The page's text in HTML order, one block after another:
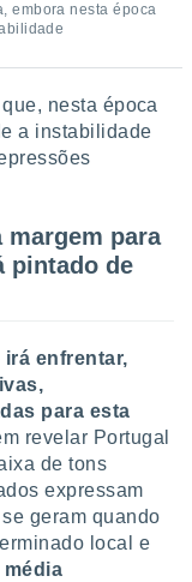
embora nesta época
nesta época
a instabilidade
margem para
pintado de
enfrentar,
para esta
revelar Portugal
de tons
expressam
geram quando
local e